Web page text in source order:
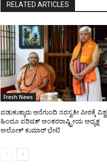
RELATED ARTICLES
Fresh News
ಪಡುಕುತ್ಯಾರು ಆನೆಗುಂದಿ ಸರಸ್ವತೀ ಪೀಠಕ್ಕೆ ವಿಶ್ವ
ಹಿಂದೂ ಪರಿಷತ್ ಅಂತರರಾಷ್ಟ್ರೀಯ ಅಧ್ಯಕ್ಷ
ಅಲೋಕ್ ಕುಮಾರ್ ಭೇಟಿ